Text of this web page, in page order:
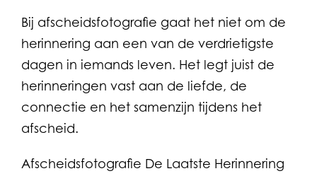
Bij afscheidsfotografie gaat het niet om de
herinnering aan een van de verdrietigste
dagen in iemands leven. Het legt juist de
herinneringen vast aan de liefde, de
connectie en het samenzijn tijdens het
afscheid.
Afscheidsfotografie De Laatste Herinnering